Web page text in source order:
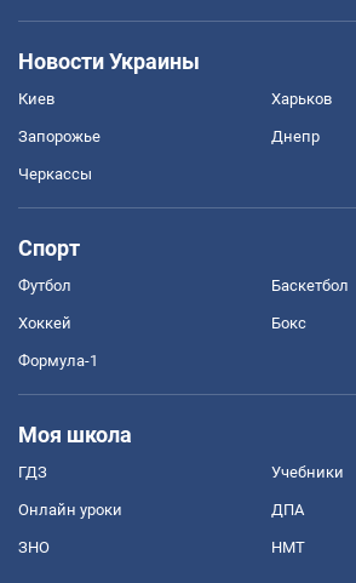
Новости Украины
Киев Харьков
Запорожье Днепр
Черкассы
Спорт
Футбол Баскетбол
Хоккей Бокс
Формула-1
Моя школа
ГДЗ Учебники
Онлайн уроки ДПА
ЗНО НМТ